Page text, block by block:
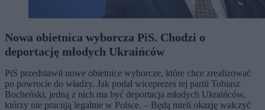
Nowa obietnica wyborcza PiS. Chodzi o
deportację młodych Ukraińców
PiS przedstawił nowe obietnice wyborcze, które chce zrealizować
po powrocie do władzy. Jak podał wiceprezes tej partii Tobiasz
Bocheński, jedną z nich ma być deportacja młodych Ukraińców,
którzy nie pracują legalnie w Polsce. – Będą mieli okazję walczyć